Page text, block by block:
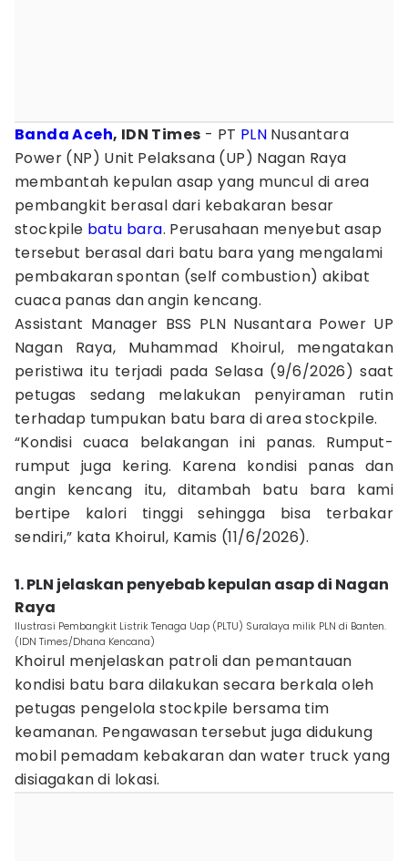
Banda Aceh, IDN Times - PT PLN Nusantara
Power (NP) Unit Pelaksana (UP) Nagan Raya
membantah kepulan asap yang muncul di area
pembangkit berasal dari kebakaran besar
stockpile batu bara. Perusahaan menyebut asap
tersebut berasal dari batu bara yang mengalami
pembakaran spontan (self combustion) akibat
cuaca panas dan angin kencang.
Assistant Manager BSS PLN Nusantara Power UP
Nagan Raya, Muhammad Khoirul, mengatakan
peristiwa itu terjadi pada Selasa (9/6/2026) saat
petugas sedang melakukan penyiraman rutin
terhadap tumpukan batu bara di area stockpile.
“Kondisi cuaca belakangan ini panas. Rumput-
rumput juga kering. Karena kondisi panas dan
angin kencang itu, ditambah batu bara kami
bertipe kalori tinggi sehingga bisa terbakar
sendiri,” kata Khoirul, Kamis (11/6/2026).
1. PLN jelaskan penyebab kepulan asap di Nagan
Raya
Ilustrasi Pembangkit Listrik Tenaga Uap (PLTU) Suralaya milik PLN di Banten.
(IDN Times/Dhana Kencana)
Khoirul menjelaskan patroli dan pemantauan
kondisi batu bara dilakukan secara berkala oleh
petugas pengelola stockpile bersama tim
keamanan. Pengawasan tersebut juga didukung
mobil pemadam kebakaran dan water truck yang
disiagakan di lokasi.